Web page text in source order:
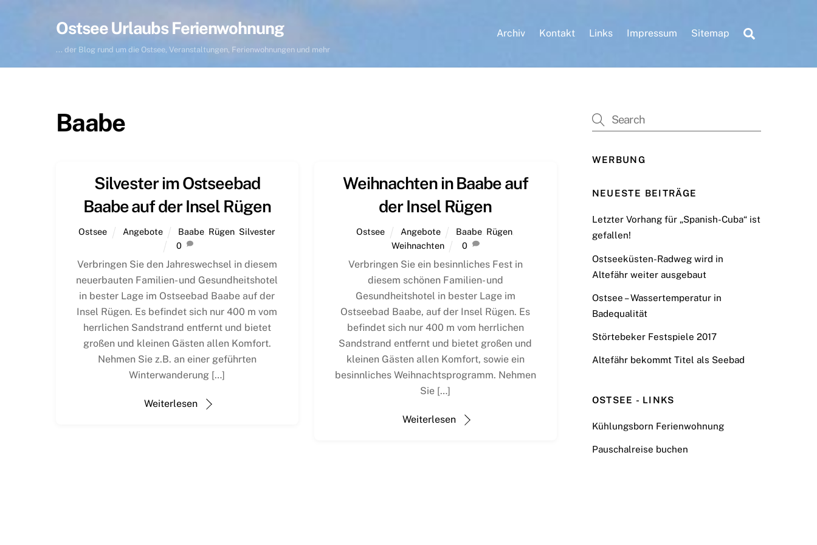
Ostsee Urlaubs Ferienwohnung
... der Blog rund um die Ostsee, Veranstaltungen, Ferienwohnungen und mehr
Archiv Kontakt Links Impressum Sitemap
Baabe
Silvester im Ostseebad
Baabe auf der Insel Rügen
Ostsee Angebote Baabe Rügen Silvester
0
Verbringen Sie den Jahreswechsel in diesem
neuerbauten Familien- und Gesundheitshotel
in bester Lage im Ostseebad Baabe auf der
Insel Rügen. Es befindet sich nur 400 m vom
herrlichen Sandstrand entfernt und bietet
großen und kleinen Gästen allen Komfort.
Nehmen Sie z.B. an einer geführten
Winterwanderung […]
Weiterlesen
Weihnachten in Baabe auf
der Insel Rügen
Ostsee Angebote Baabe Rügen
Weihnachten
0
Verbringen Sie ein besinnliches Fest in
diesem schönen Familien- und
Gesundheitshotel in bester Lage im
Ostseebad Baabe, auf der Insel Rügen. Es
befindet sich nur 400 m vom herrlichen
Sandstrand entfernt und bietet großen und
kleinen Gästen allen Komfort, sowie ein
besinnliches Weihnachtsprogramm. Nehmen
Sie […]
Weiterlesen
WERBUNG
NEUESTE BEITRÄGE
Letzter Vorhang für „Spanish-Cuba“ ist
gefallen!
Ostseeküsten-Radweg wird in
Altefähr weiter ausgebaut
Ostsee – Wassertemperatur in
Badequalität
Störtebeker Festspiele 2017
Altefähr bekommt Titel als Seebad
OSTSEE - LINKS
Kühlungsborn Ferienwohnung
Pauschalreise buchen